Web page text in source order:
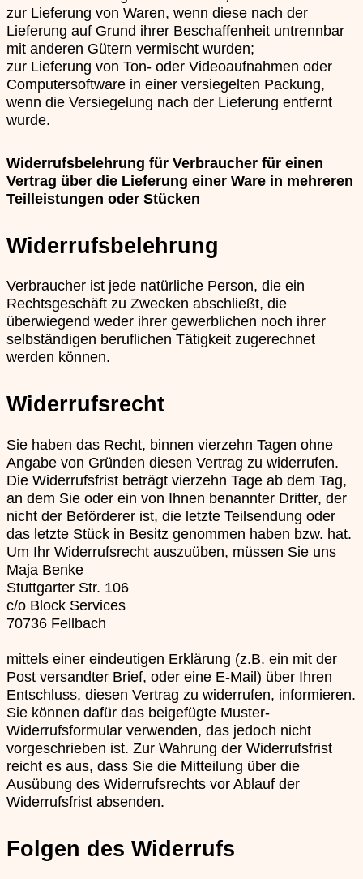
zur Lieferung von Waren, wenn diese nach der
Lieferung auf Grund ihrer Beschaffenheit untrennbar
mit anderen Gütern vermischt wurden;
zur Lieferung von Ton- oder Videoaufnahmen oder
Computersoftware in einer versiegelten Packung,
wenn die Versiegelung nach der Lieferung entfernt
wurde.
Widerrufsbelehrung für Verbraucher für einen
Vertrag über die Lieferung einer Ware in mehreren
Teilleistungen oder Stücken
Widerrufsbelehrung
Verbraucher ist jede natürliche Person, die ein
Rechtsgeschäft zu Zwecken abschließt, die
überwiegend weder ihrer gewerblichen noch ihrer
selbständigen beruflichen Tätigkeit zugerechnet
werden können.
Widerrufsrecht
Sie haben das Recht, binnen vierzehn Tagen ohne
Angabe von Gründen diesen Vertrag zu widerrufen.
Die Widerrufsfrist beträgt vierzehn Tage ab dem Tag,
an dem Sie oder ein von Ihnen benannter Dritter, der
nicht der Beförderer ist, die letzte Teilsendung oder
das letzte Stück in Besitz genommen haben bzw. hat.
Um Ihr Widerrufsrecht auszuüben, müssen Sie uns
Maja Benke
Stuttgarter Str. 106
c/o Block Services
70736 Fellbach
mittels einer eindeutigen Erklärung (z.B. ein mit der
Post versandter Brief, oder eine E-Mail) über Ihren
Entschluss, diesen Vertrag zu widerrufen, informieren.
Sie können dafür das beigefügte Muster-
Widerrufsformular verwenden, das jedoch nicht
vorgeschrieben ist. Zur Wahrung der Widerrufsfrist
reicht es aus, dass Sie die Mitteilung über die
Ausübung des Widerrufsrechts vor Ablauf der
Widerrufsfrist absenden.
Folgen des Widerrufs